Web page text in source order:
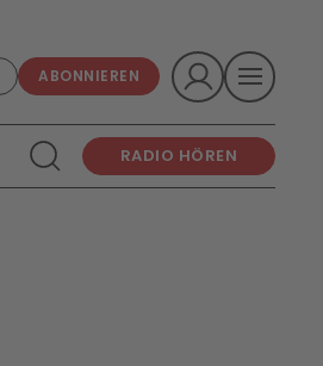
ABONNIEREN
RADIO HÖREN